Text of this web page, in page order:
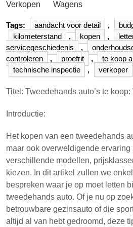
Verkopen Wagens
Tags: aandacht voor detail ,
kilometerstand
, kopen ,
servicegeschiedenis
,
controleren
, proefrit , te koop
technische inspectie
, verkoper
Titel: Tweedehands auto’s te
Introductie:
Het kopen van een tweedehands
maar ook overweldigende ervaring
verschillende modellen,
kiezen. In dit artikel zullen we
bespreken waar je op moet letten
tweedehands auto. Of je nu op
betrouwbare gezinsauto of die
altijd al van hebt gedroomd, deze